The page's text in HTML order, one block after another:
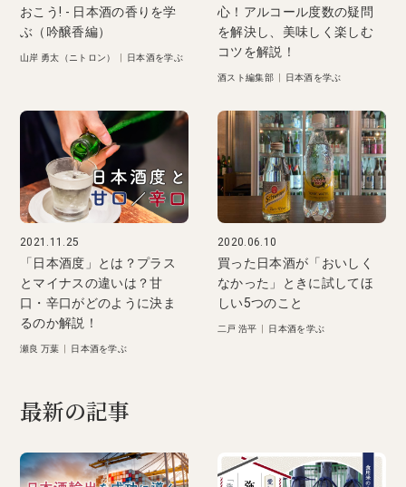
おこう! - 日本酒の香りを学
ぶ（吟醸香編）
山岸 勇太（ニトロン） 日本酒を学ぶ
心！アルコール度数の疑問
を解決し、美味しく楽しむ
コツを解説！
酒スト編集部 日本酒を学ぶ
2021.11.25
「日本酒度」とは？プラス
とマイナスの違いは？甘
口・辛口がどのように決ま
るのか解説！
瀬良 万葉 日本酒を学ぶ
2020.06.10
買った日本酒が「おいしく
なかった」ときに試してほ
しい5つのこと
二戸 浩平 日本酒を学ぶ
最新の記事